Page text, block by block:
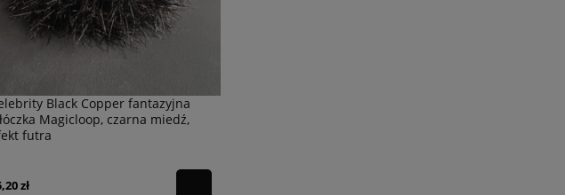
Black Copper fantazyjna
Magicloop, czarna miedź,
futra
zł